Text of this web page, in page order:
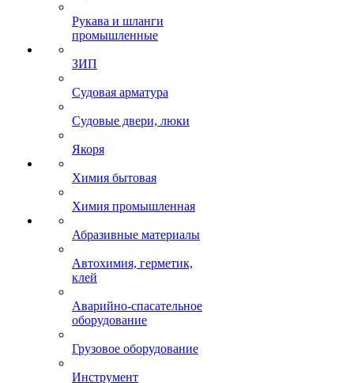
Рукава и шланги
промышленные
ЗИП
Судовая арматура
Судовые двери, люки
Якоря
Химия бытовая
Химия промышленная
Абразивные материалы
Автохимия, герметик,
клей
Аварийно-спасательное
оборудование
Грузовое оборудование
Инструмент